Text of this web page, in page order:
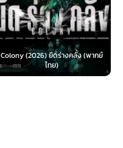
Colony (2026) ยึดร่างคลั่ง (พากย์
ไทย)